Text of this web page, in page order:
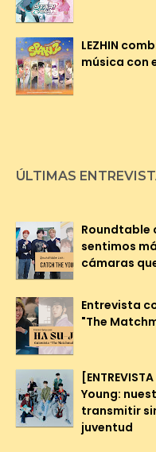
LEZHIN
música con
ÚLTIMAS
Roundtable
sentimos
cámaras
Entrevista
"The
Young:
transmitir
juventud